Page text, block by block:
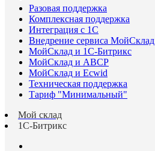
Разовая поддержка
Комплексная поддержка
Интеграция с 1С
Внедрение сервиса МойСклад
МойСклад и 1С-Битрикс
МойСклад и ABCP
МойСклад и Ecwid
Техническая поддержка
Тариф "Минимальный"
Мой склад
1С-Битрикс